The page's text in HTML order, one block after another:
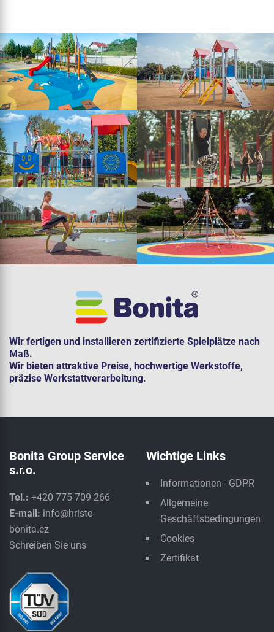
Wir fertigen und installieren zertifizierte Spielplätze nach
Maß.
Wir bieten attraktive Preise, hochwertige Werkstoffe,
präzise Werkstattverarbeitung.
Bonita Group Service
s.r.o.
Tel.: +420 775 709 266
E-mail: info@hriste-
bonita.cz
Schreiben Sie uns
Wichtige Links
Informationen - GDPR
Allgemeine
Geschäftsbedingungen
Cookies
Zertifikat